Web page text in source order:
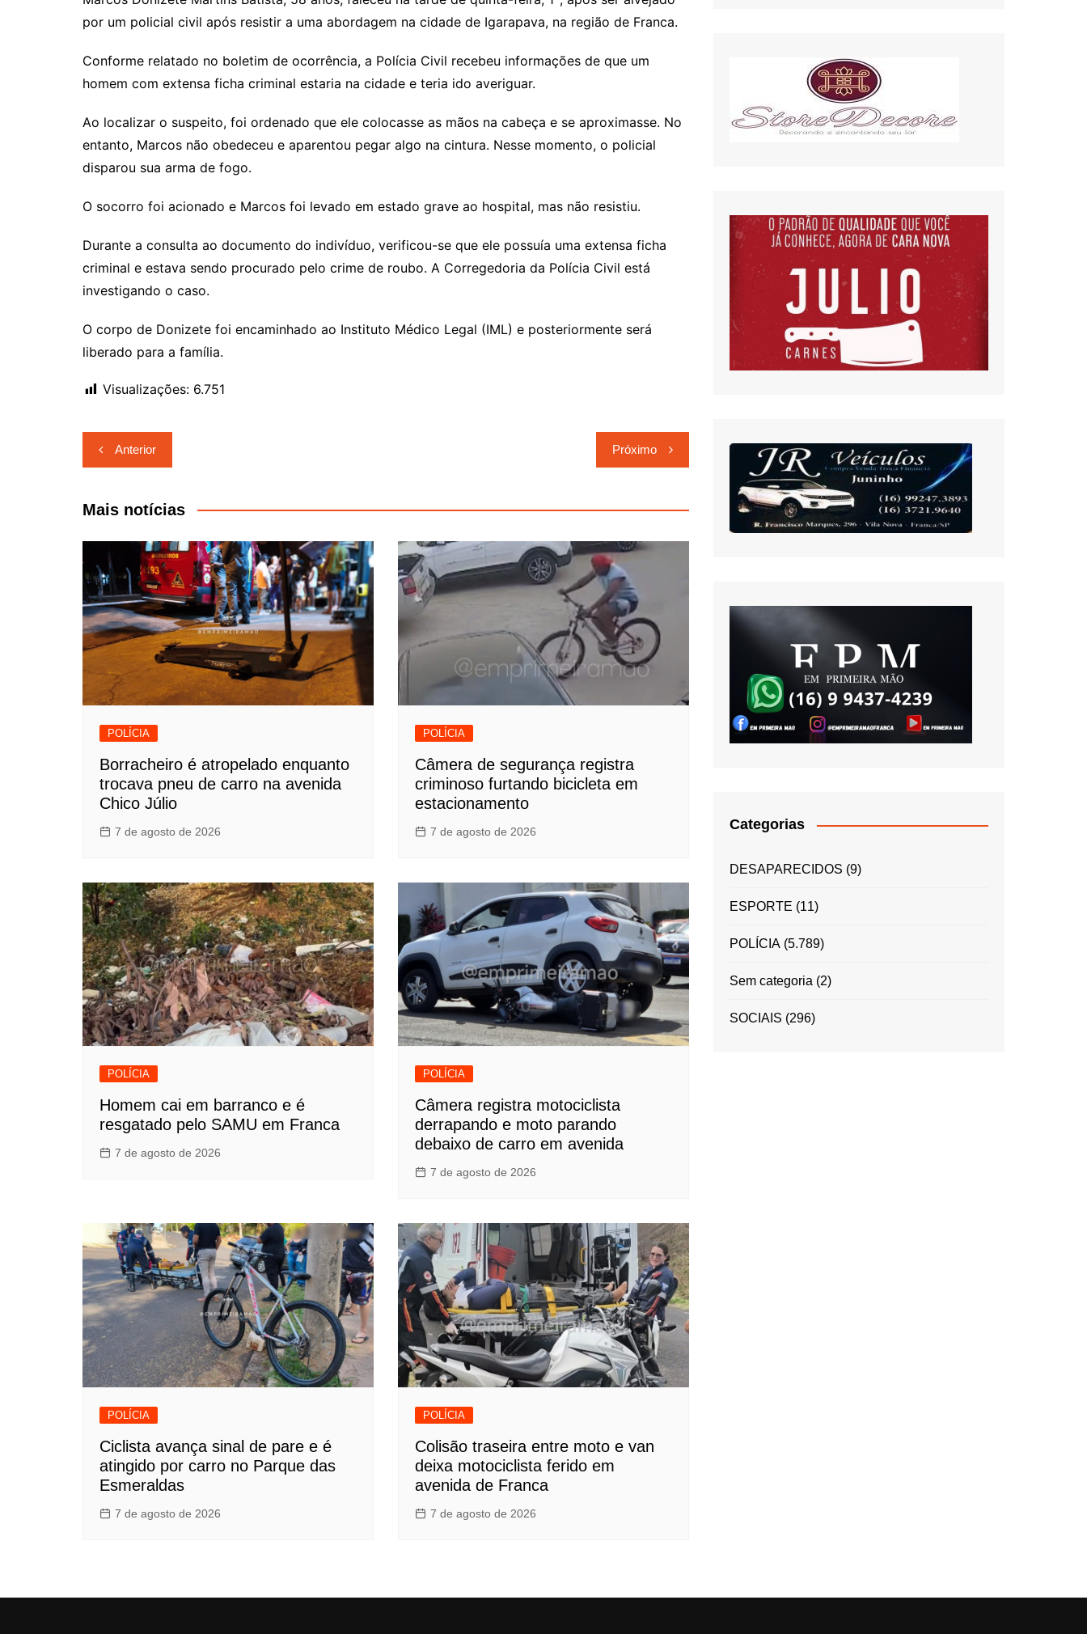
por um policial civil após resistir a uma abordagem na cidade de Igarapava, na região de Franca.
Conforme relatado no boletim de ocorrência, a Polícia Civil recebeu informações de que um
homem com extensa ficha criminal estaria na cidade e teria ido averiguar.
Ao localizar o suspeito, foi ordenado que ele colocasse as mãos na cabeça e se aproximasse. No
entanto, Marcos não obedeceu e aparentou pegar algo na cintura. Nesse momento, o policial
disparou sua arma de fogo.
O socorro foi acionado e Marcos foi levado em estado grave ao hospital, mas não resistiu.
Durante a consulta ao documento do indivíduo, verificou-se que ele possuía uma extensa ficha
criminal e estava sendo procurado pelo crime de roubo. A Corregedoria da Polícia Civil está
investigando o caso.
O corpo de Donizete foi encaminhado ao Instituto Médico Legal (IML) e posteriormente será
liberado para a família.
Visualizações: 6.751
Navegação
de
Post
Anterior Próximo
Mais notícias
POLÍCIA
Borracheiro é atropelado enquanto
trocava pneu de carro na avenida
Chico Júlio
7 de agosto de 2026
POLÍCIA
Câmera de segurança registra
criminoso furtando bicicleta em
estacionamento
7 de agosto de 2026
POLÍCIA
Homem cai em barranco e é
resgatado pelo SAMU em Franca
7 de agosto de 2026
POLÍCIA
Câmera registra motociclista
derrapando e moto parando
debaixo de carro em avenida
7 de agosto de 2026
POLÍCIA
Ciclista avança sinal de pare e é
atingido por carro no Parque das
Esmeraldas
7 de agosto de 2026
POLÍCIA
Colisão traseira entre moto e van
deixa motociclista ferido em
avenida de Franca
7 de agosto de 2026
Categorias
DESAPARECIDOS (9)
ESPORTE (11)
POLÍCIA (5.789)
Sem categoria (2)
SOCIAIS (296)